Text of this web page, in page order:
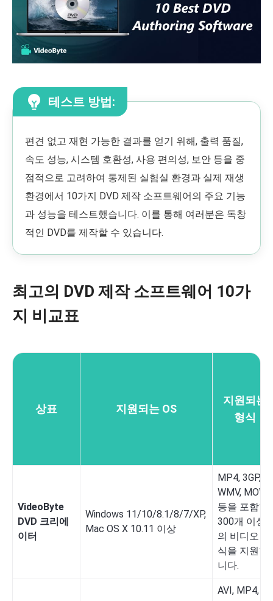
테스트 방법:
편견 없고 재현 가능한 결과를 얻기 위해, 출력 품질,
속도 성능, 시스템 호환성, 사용 편의성, 보안 등을 중
점적으로 고려하여 통제된 실험실 환경과 실제 재생
환경에서 10가지 DVD 제작 소프트웨어의 주요 기능
과 성능을 테스트했습니다. 이를 통해 여러분은 독창
적인 DVD를 제작할 수 있습니다.
최고의 DVD 제작 소프트웨어 10가
지 비교표
상표 지원되는 OS
지원되는
형식
VideoByte
DVD 크리에
이터
Windows 11/10/8.1/8/7/XP,
Mac OS X 10.11 이상
MP4, 3GP,
WMV, MOV
등을 포함한
300개 이상
의 비디오 형
식을 지원합
니다.
AVI, MP4,